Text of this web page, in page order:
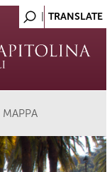
MAPPA